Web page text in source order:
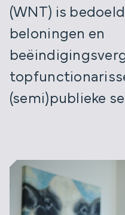
(WNT) is
beloningen en
(semi)publieke